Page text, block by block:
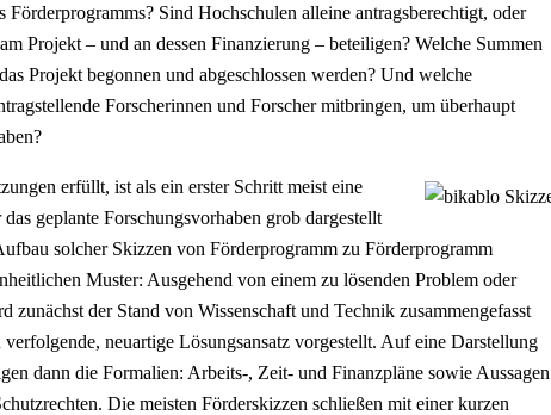
Förderprogramms? Sind Hochschulen alleine antragsberechtigt, oder
Projekt – und an dessen Finanzierung – beteiligen? Welche Summen
Projekt begonnen und abgeschlossen werden? Und welche
Forscherinnen und Forscher mitbringen, um überhaupt
erfüllt, ist als ein erster Schritt meist eine
geplante Forschungsvorhaben grob dargestellt
solcher Skizzen von Förderprogramm zu Förderprogramm
Muster: Ausgehend von einem zu lösenden Problem oder
zunächst der Stand von Wissenschaft und Technik zusammengefasst
neuartige Lösungsansatz vorgestellt. Auf eine Darstellung
dann die Formalien: Arbeits-, Zeit- und Finanzpläne sowie Aussagen
Die meisten Förderskizzen schließen mit einer kurzen